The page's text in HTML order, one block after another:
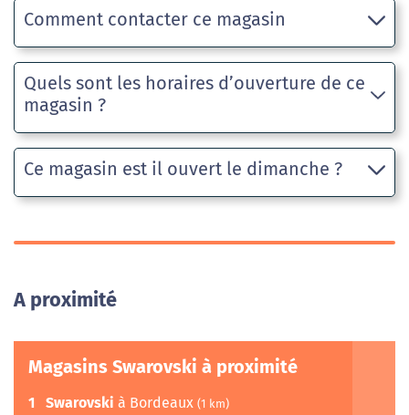
Comment contacter ce magasin
Quels sont les horaires d’ouverture de ce
magasin ?
Ce magasin est il ouvert le dimanche ?
A proximité
Magasins Swarovski à proximité
1 Swarovski à Bordeaux (1 km)